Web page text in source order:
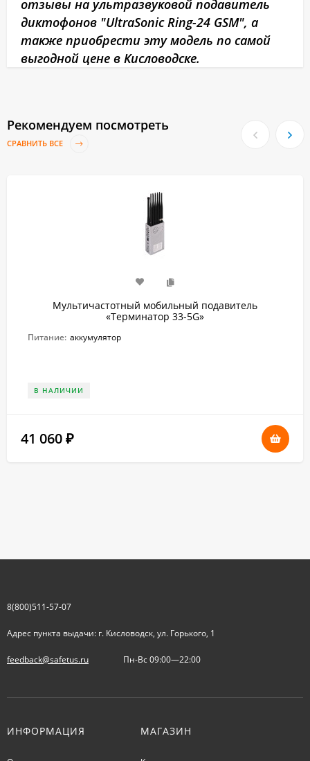
отзывы на ультразвуковой подавитель
диктофонов "UltraSonic Ring-24 GSM", а
также приобрести эту модель по самой
выгодной цене в Кисловодске.
Рекомендуем посмотреть
СРАВНИТЬ ВСЕ
Мультичастотный мобильный подавитель
«Терминатор 33-5G»
Питание: аккумулятор
В НАЛИЧИИ
41 060 ₽
8(800)511-57-07
Адрес пункта выдачи: г. Кисловодск, ул. Горького, 1
feedback@safetus.ru Пн-Вс 09:00—22:00
ИНФОРМАЦИЯ МАГАЗИН